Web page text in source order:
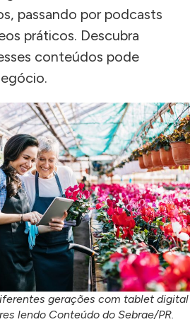
passando por podcasts
práticos. Descubra
conteúdos pode
gerações com tablet digital
lendo Conteúdo do Sebrae/PR.